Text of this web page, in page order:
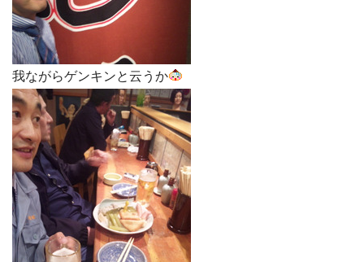
我ながらゲンキンと云うか